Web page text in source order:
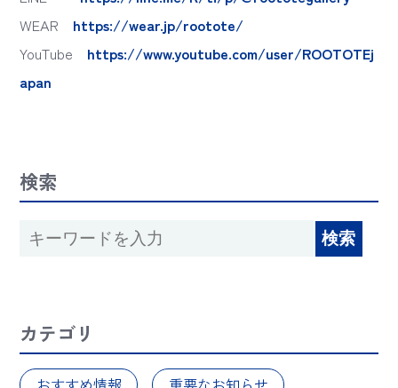
WEAR https://wear.jp/rootote/
YouTube https://www.youtube.com/user/ROOTOTEj
apan
検索
カテゴリ